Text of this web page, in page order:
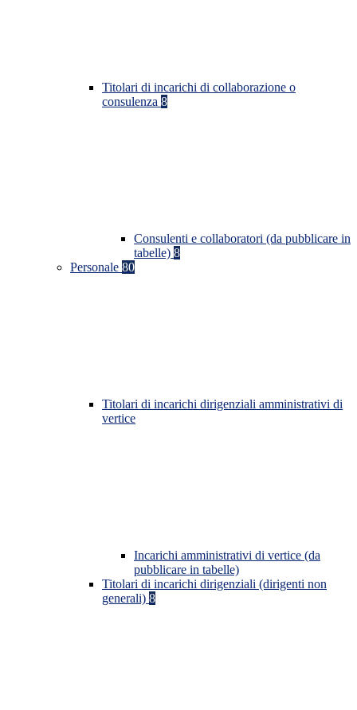
Titolari di incarichi di collaborazione o
consulenza 8
Consulenti e collaboratori (da pubblicare in
tabelle) 8
Personale 80
Titolari di incarichi dirigenziali amministrativi di
vertice
Incarichi amministrativi di vertice (da
pubblicare in tabelle)
Titolari di incarichi dirigenziali (dirigenti non
generali) 8